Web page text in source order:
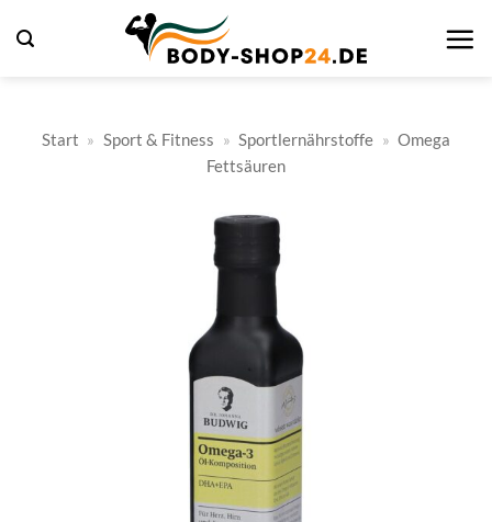
Inhalt
Start » Sport & Fitness » Sportlernährstoffe » Omega
Fettsäuren